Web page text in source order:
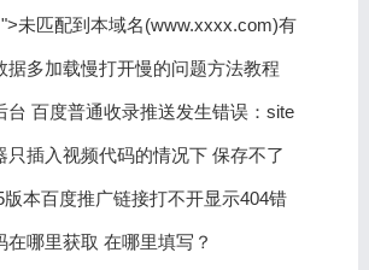
法
未匹配到本域名(www.xxxx.com)有
官网免费获取，并登录系
局配置>>配置参数"中。
据多加载慢打开慢的问题方法教程
台 百度普通收录推送发生错误：site
只插入视频代码的情况下 保存不了
版本百度推广链接打不开显示404错
在哪里获取 在哪里填写？